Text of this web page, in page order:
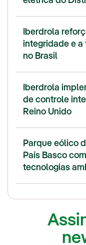
Iberdrola
integridade e
no Brasil
Iberdrola
de controle
Reino Unido
Parque eólico
País Basco
tecnologias